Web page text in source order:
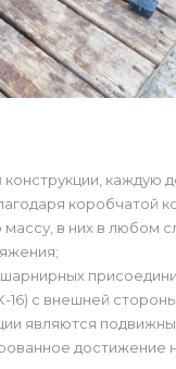
каждую
коробчатой
в них в любом
16) с внешней
являются
достижение